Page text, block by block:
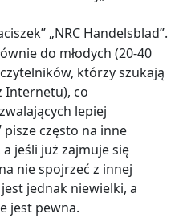
„NRC Handelsblad”.
do młodych (20-40
którzy szukają
Internetu), co
lepiej
pisze często na inne
jeśli już zajmuje się
nie spojrzeć z innej
jednak niewielki, a
jest pewna.